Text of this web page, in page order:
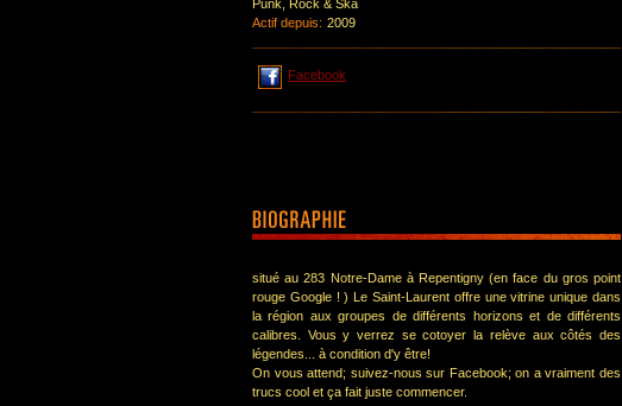
Punk, Rock & Ska
Actif depuis: 2009
Facebook
situé au 283 Notre-Dame à Repentigny (en face du gros point
rouge Google ! ) Le Saint-Laurent offre une vitrine unique dans
la région aux groupes de différents horizons et de différents
calibres. Vous y verrez se cotoyer la relève aux côtés des
légendes... à condition d'y être!
On vous attend; suivez-nous sur Facebook; on a vraiment des
trucs cool et ça fait juste commencer.